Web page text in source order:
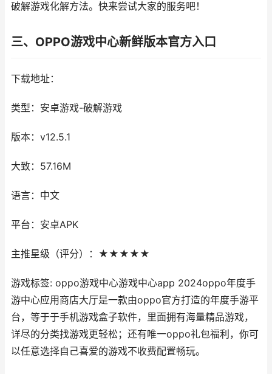
破解游戏化解方法。快来尝试大家的服务吧！
三、OPPO游戏中心新鲜版本官方入口
下载地址：
类型：安卓游戏-破解游戏
版本：v12.5.1
大致：57.16M
语言：中文
平台：安卓APK
主推星级（评分）：★★★★★
游戏标签: oppo游戏中心游戏中心app 2024oppo年度手
游中心应用商店大厅是一款由oppo官方打造的年度手游平
台，等于于手机游戏盒子软件，里面拥有海量精品游戏，
详尽的分类找游戏更轻松；还有唯一oppo礼包福利，你可
以任意选择自己喜爱的游戏不收费配置畅玩。